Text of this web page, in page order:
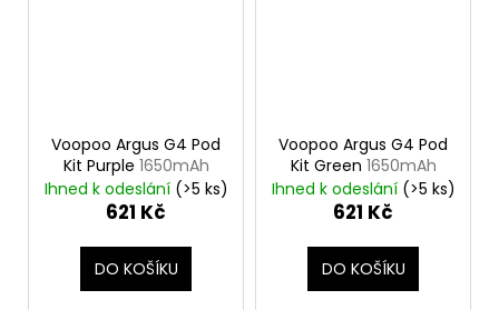
Voopoo Argus G4 Pod
Kit Purple 1650mAh
Ihned k odeslání (>5 ks)
621 Kč
DO KOŠÍKU
Voopoo Argus G4 Pod
Kit Green 1650mAh
Ihned k odeslání (>5 ks)
621 Kč
DO KOŠÍKU